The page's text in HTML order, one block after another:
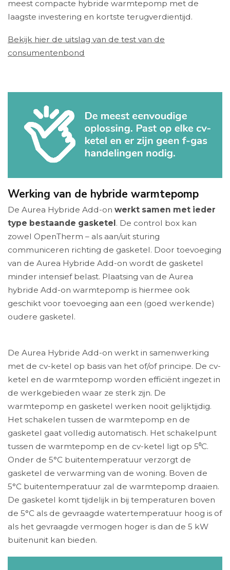
meest compacte hybride warmtepomp met de
laagste investering en kortste terugverdientijd.
Bekijk hier de uitslag van de test van de
consumentenbond
Werking van de hybride warmtepomp
De Aurea Hybride Add-on werkt samen met ieder
type bestaande gasketel. De control box kan
zowel OpenTherm – als aan/uit sturing
communiceren richting de gasketel. Door toevoeging
van de Aurea Hybride Add-on wordt de gasketel
minder intensief belast. Plaatsing van de Aurea
hybride Add-on warmtepomp is hiermee ook
geschikt voor toevoeging aan een (goed werkende)
oudere gasketel.
De Aurea Hybride Add-on werkt in samenwerking
met de cv-ketel op basis van het of/of principe. De cv-
ketel en de warmtepomp worden efficiënt ingezet in
de werkgebieden waar ze sterk zijn. De
warmtepomp en gasketel werken nooit gelijktijdig.
Het schakelen tussen de warmtepomp en de
gasketel gaat volledig automatisch. Het schakelpunt
tussen de warmtepomp en de cv-ketel ligt op 5⁰C.
Onder de 5°C buitentemperatuur verzorgt de
gasketel de verwarming van de woning. Boven de
5°C buitentemperatuur zal de warmtepomp draaien.
De gasketel komt tijdelijk in bij temperaturen boven
de 5°C als de gevraagde watertemperatuur hoog is of
als het gevraagde vermogen hoger is dan de 5 kW
buitenunit kan bieden.